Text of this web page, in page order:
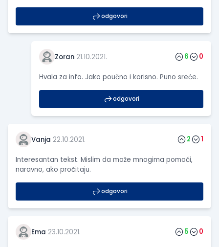
odgovori
Zoran 21.10.2021. 6 0
Hvala za info. Jako poučno i korisno. Puno sreće.
odgovori
Vanja 22.10.2021. 2 1
Interesantan tekst. Mislim da može mnogima pomoći,
naravno, ako pročitaju.
odgovori
Ema 23.10.2021. 5 0